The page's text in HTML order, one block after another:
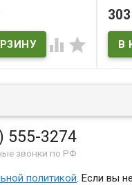
 
В
555-3274
звонки по РФ
политикой . Если вы